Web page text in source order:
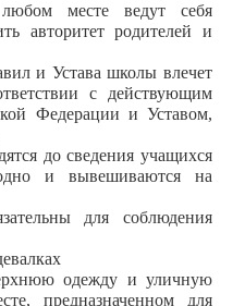
месте ведут себя
авторитет родителей и
и Устава школы влечет
с действующим
Федерации и Уставом,
до сведения учащихся
и вывешиваются на
для соблюдения
одежду и уличную
предназначенном для